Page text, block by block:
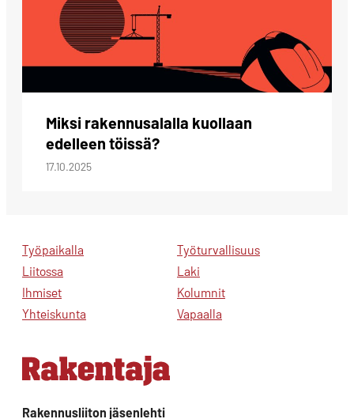
Miksi rakennusalalla kuollaan
edelleen töissä?
17.10.2025
Työpaikalla
Liitossa
Ihmiset
Yhteiskunta
Työturvallisuus
Laki
Kolumnit
Vapaalla
Rakennusliiton jäsenlehti